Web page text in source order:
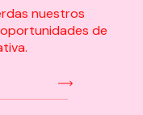
nuestros
de